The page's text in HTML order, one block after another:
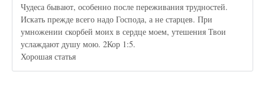
Чудеса бывают, особенно после переживания трудностей.
Искать прежде всего надо Господа, а не старцев. При
умножении скорбей моих в сердце моем, утешения Твои
услаждают душу мою. 2Кор 1:5.
Хорошая статья